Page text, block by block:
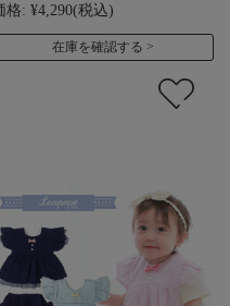
格: ¥4,290(税込)
在庫を確認する